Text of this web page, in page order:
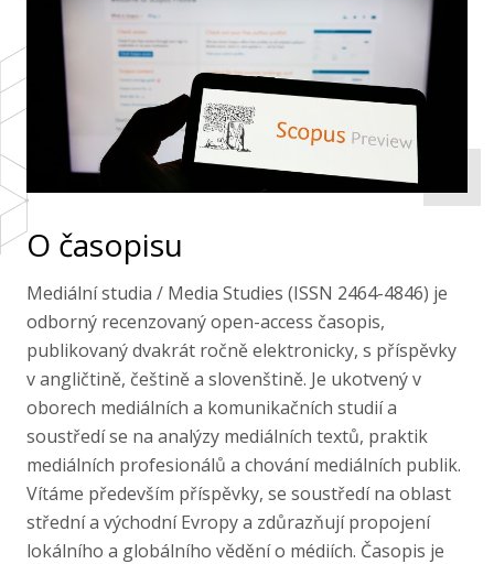
O časopisu
Mediální studia / Media Studies (ISSN 2464-4846) je
odborný recenzovaný open-access časopis,
publikovaný dvakrát ročně elektronicky, s příspěvky
v angličtině, češtině a slovenštině. Je ukotvený v
oborech mediálních a komunikačních studií a
soustředí se na analýzy mediálních textů, praktik
mediálních profesionálů a chování mediálních publik.
Vítáme především příspěvky, se soustředí na oblast
střední a východní Evropy a zdůrazňují propojení
lokálního a globálního vědění o médiích. Časopis je